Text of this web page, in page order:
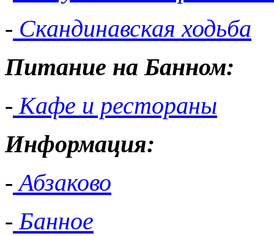
- Скандинавская ходьба
Питание на Банном:
- Кафе и рестораны
Информация:
-Абзаково
- Банное